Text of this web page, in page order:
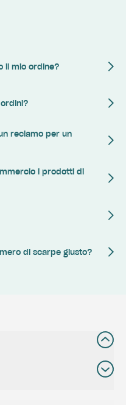
il mio ordine?
reclamo per un
i prodotti di
di scarpe giusto?